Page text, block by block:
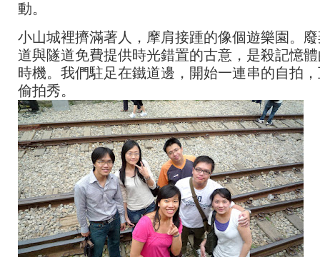
動。
小山城裡擠滿著人，摩肩接踵的像個遊樂園。
道與隧道免費提供時光錯置的古意，是殺記憶
時機。我們駐足在鐵道邊，開始一連串的自拍
偷拍秀。